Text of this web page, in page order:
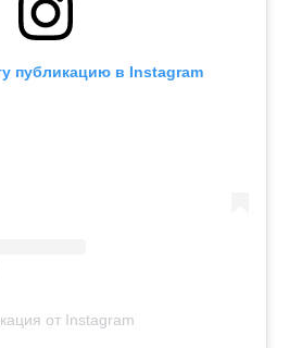
публикацию в Instagram
от Instagram